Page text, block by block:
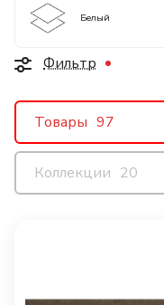
Белый
Фильтр
Товары 97
Коллекции 20